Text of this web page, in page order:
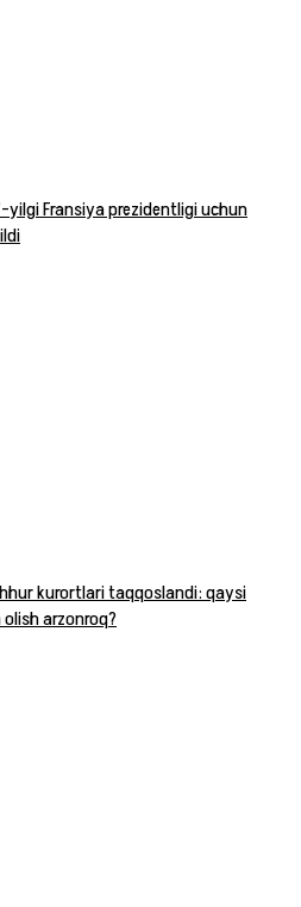
yilgi Fransiya prezidentligi uchun
kurortlari taqqoslandi: qaysi
arzonroq?